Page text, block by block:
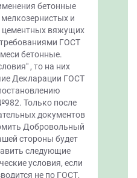
бетонные
и
цементных вяжущих
требованиями ГОСТ
бетонные.
, то на них
Декларации ГОСТ
Только после
документов
Добровольный
стороны будет
следующие
условия, если
не по ГОСТ,